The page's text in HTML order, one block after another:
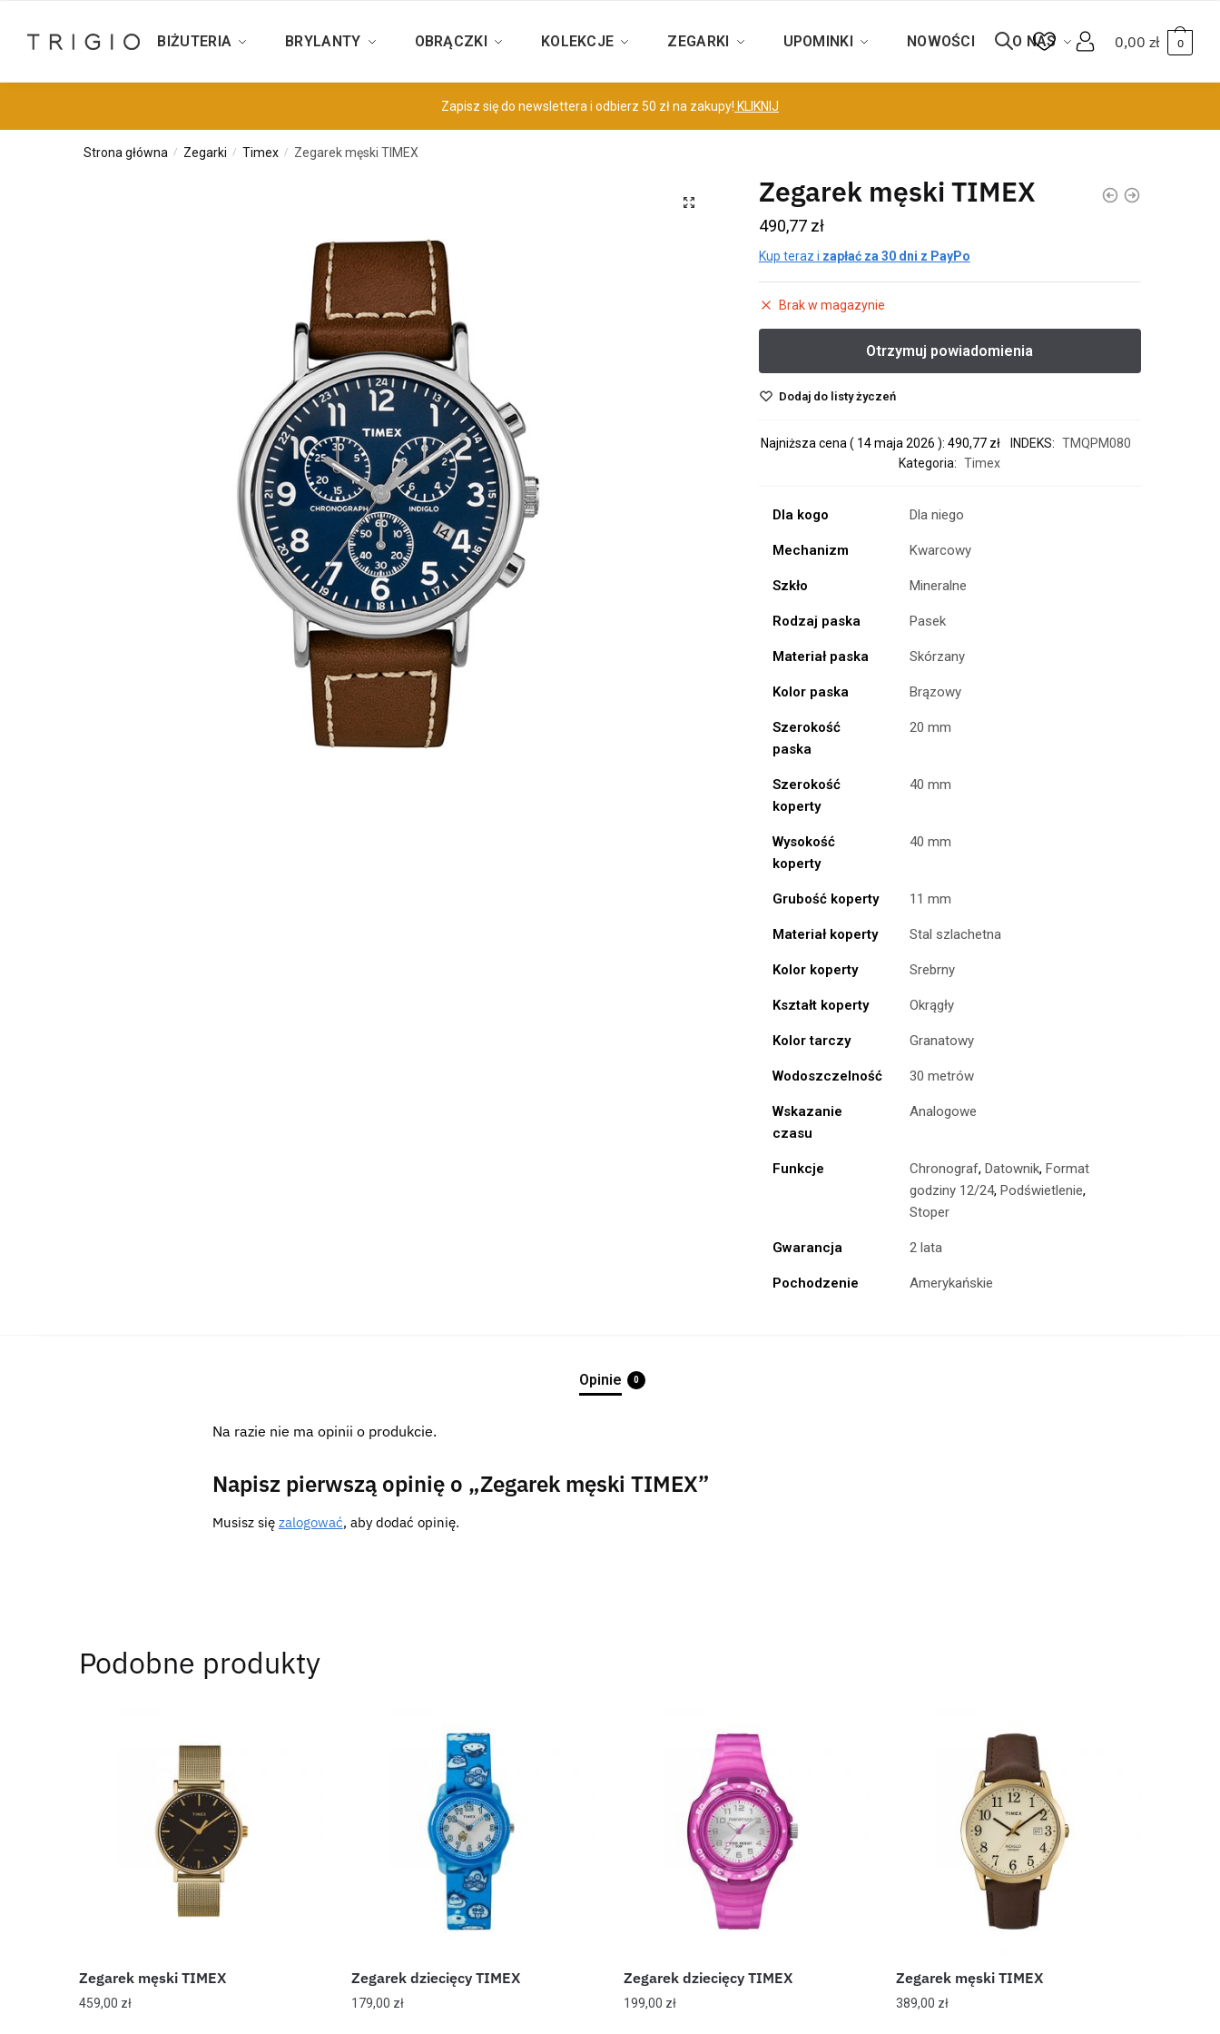
BIŻUTERIA BRYLANTY OBRĄCZKI KOLEKCJE ZEGARKI UPOMINKI NOWOŚCI O NAS 0,00 zł 0
Zapisz się do newslettera i odbierz 50 zł na zakupy! KLIKNIJ
Strona główna / Zegarki / Timex / Zegarek męski TIMEX
Zegarek męski TIMEX
490,77 zł
Kup teraz i zapłać za 30 dni z PayPo
Brak w magazynie
Dodaj do listy życzeń
Najniższa cena ( 14 maja 2026 ):490,77 zł INDEKS: TMQPM080
Kategoria: Timex
Dla kogo Dla niego
Mechanizm Kwarcowy
Szkło Mineralne
Rodzaj paska Pasek
Materiał paska Skórzany
Kolor paska Brązowy
Szerokość
paska
20 mm
Szerokość
koperty
40 mm
Wysokość
koperty
40 mm
Grubość koperty 11 mm
Materiał koperty Stal szlachetna
Kolor koperty Srebrny
Kształt koperty Okrągły
Kolor tarczy Granatowy
Wodoszczelność 30 metrów
Wskazanie
czasu
Analogowe
Funkcje Chronograf, Datownik, Format
godziny 12/24, Podświetlenie,
Stoper
Gwarancja 2 lata
Pochodzenie Amerykańskie
Opinie 0
Na razie nie ma opinii o produkcie.
Napisz pierwszą opinię o „Zegarek męski TIMEX”
Musisz się zalogować, aby dodać opinię.
Podobne produkty
Zegarek męski TIMEX
459,00 zł
Zegarek dziecięcy TIMEX
179,00 zł
Zegarek dziecięcy TIMEX
199,00 zł
Zegarek męski TIMEX
389,00 zł